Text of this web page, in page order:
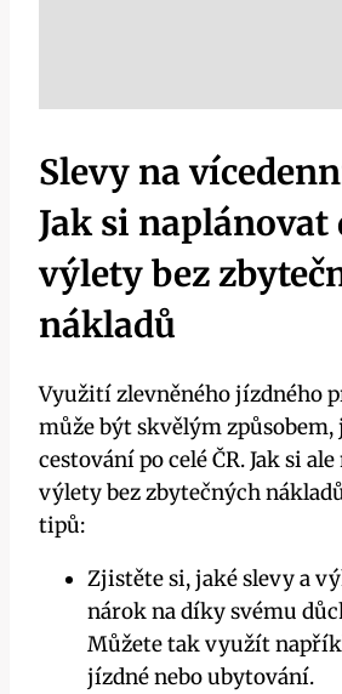
Slevy na
Jak si naplánovat
výlety bez
nákladů
Využití zlevněného jízdného
může být skvělým
cestování po celé ČR. Jak si
výlety bez zbytečných
tipů:
Zjistěte si, jaké slevy a
nárok na díky svému
Můžete tak využít
jízdné nebo ubytování.